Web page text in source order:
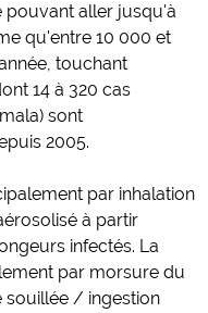
pouvant aller jusqu'à
qu'entre 10 000 et
touchant
14 à 320 cas
sont
2005.
par inhalation
à partir
infectés. La
par morsure du
souillée / ingestion